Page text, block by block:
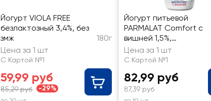
Йогурт VIOLA FREE
безлактозный 3,4%, без
змж
180г
Цена за 1 шт
С Картой №1
59,99 руб
85,29 руб -29%
Йогурт питьевой
PARMALAT Comfort с
вишней 1,5%,
безлактозный, без змж
Цена за 1 шт
С Картой №1
82,99 руб
87,39 руб